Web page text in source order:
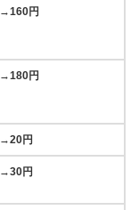
→160円
→180円
→20円
→30円